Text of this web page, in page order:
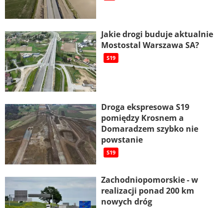
Jakie drogi buduje aktualnie
Mostostal Warszawa SA?
S19
Droga ekspresowa S19
pomiędzy Krosnem a
Domaradzem szybko nie
powstanie
S19
Zachodniopomorskie - w
realizacji ponad 200 km
nowych dróg